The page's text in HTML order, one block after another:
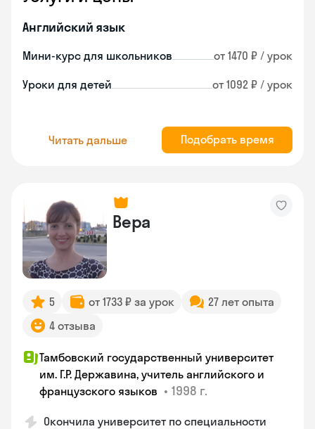
Английский язык
Мини-курс для школьников от 1470 ₽ / урок
Уроки для детей от 1092 ₽ / урок
Читать дальше Подобрать время
Вера
5 от 1733 ₽ за урок
27 лет опыта
4 отзыва
Тамбовский государственный университет
им. Г.Р. Державина, учитель английского и
французского языков • 1998 г.
Окончила университет по специальности